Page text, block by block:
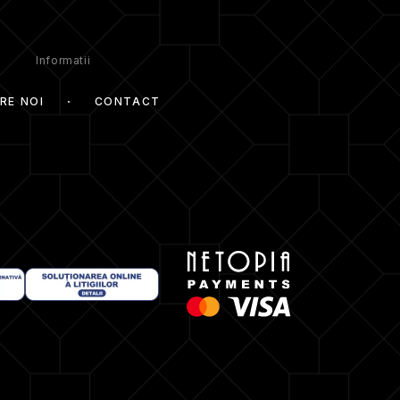
Informatii
NOI CONTACT